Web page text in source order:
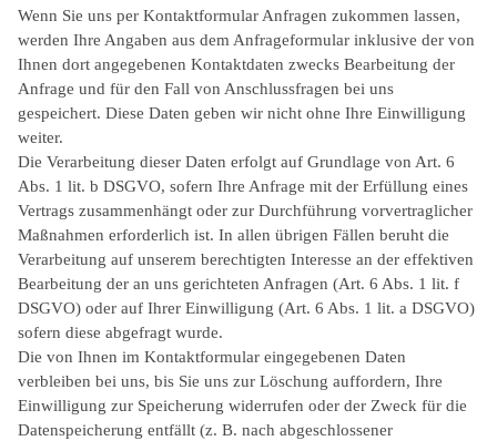
Wenn Sie uns per Kontaktformular Anfragen zukommen lassen,
werden Ihre Angaben aus dem Anfrageformular inklusive der von
Ihnen dort angegebenen Kontaktdaten zwecks Bearbeitung der
Anfrage und für den Fall von Anschlussfragen bei uns
gespeichert. Diese Daten geben wir nicht ohne Ihre Einwilligung
weiter.
Die Verarbeitung dieser Daten erfolgt auf Grundlage von Art. 6
Abs. 1 lit. b DSGVO, sofern Ihre Anfrage mit der Erfüllung eines
Vertrags zusammenhängt oder zur Durchführung vorvertraglicher
Maßnahmen erforderlich ist. In allen übrigen Fällen beruht die
Verarbeitung auf unserem berechtigten Interesse an der effektiven
Bearbeitung der an uns gerichteten Anfragen (Art. 6 Abs. 1 lit. f
DSGVO) oder auf Ihrer Einwilligung (Art. 6 Abs. 1 lit. a DSGVO)
sofern diese abgefragt wurde.
Die von Ihnen im Kontaktformular eingegebenen Daten
verbleiben bei uns, bis Sie uns zur Löschung auffordern, Ihre
Einwilligung zur Speicherung widerrufen oder der Zweck für die
Datenspeicherung entfällt (z. B. nach abgeschlossener